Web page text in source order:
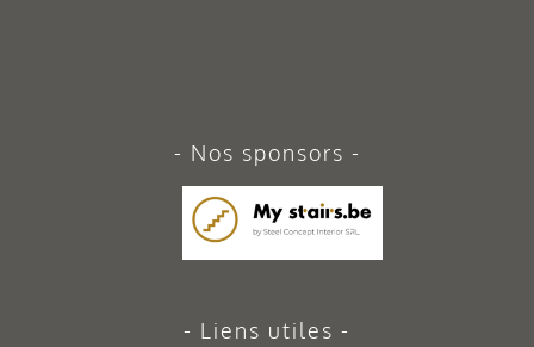
Nos sponsors
Liens utiles